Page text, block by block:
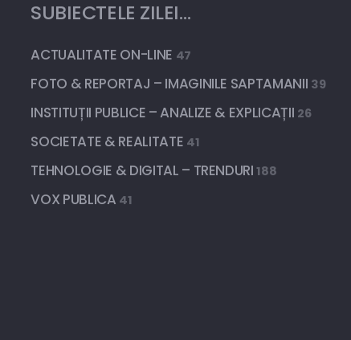
SUBIECTELE ZILEI…
ACTUALITATE ON-LINE 47
FOTO & REPORTAJ – IMAGINILE SAPTAMANII 39
INSTITUȚII PUBLICE – ANALIZE & EXPLICAȚII 26
SOCIETATE & REALITATE 41
TEHNOLOGIE & DIGITAL – TRENDURI188
VOX PUBLICA 41